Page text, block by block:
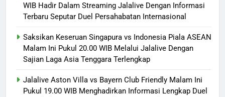
WIB Hadir Dalam Streaming Jalalive Dengan Informasi
Terbaru Seputar Duel Persahabatan Internasional
Saksikan Keseruan Singapura vs Indonesia Piala ASEAN
Malam Ini Pukul 20.00 WIB Melalui Jalalive Dengan
Sajian Laga Asia Tenggara Terlengkap
Jalalive Aston Villa vs Bayern Club Friendly Malam Ini
Pukul 19.00 WIB Menghadirkan Informasi Lengkap Duel